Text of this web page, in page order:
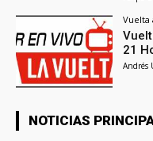
Vuelta
21
Andrés
NOTICIAS